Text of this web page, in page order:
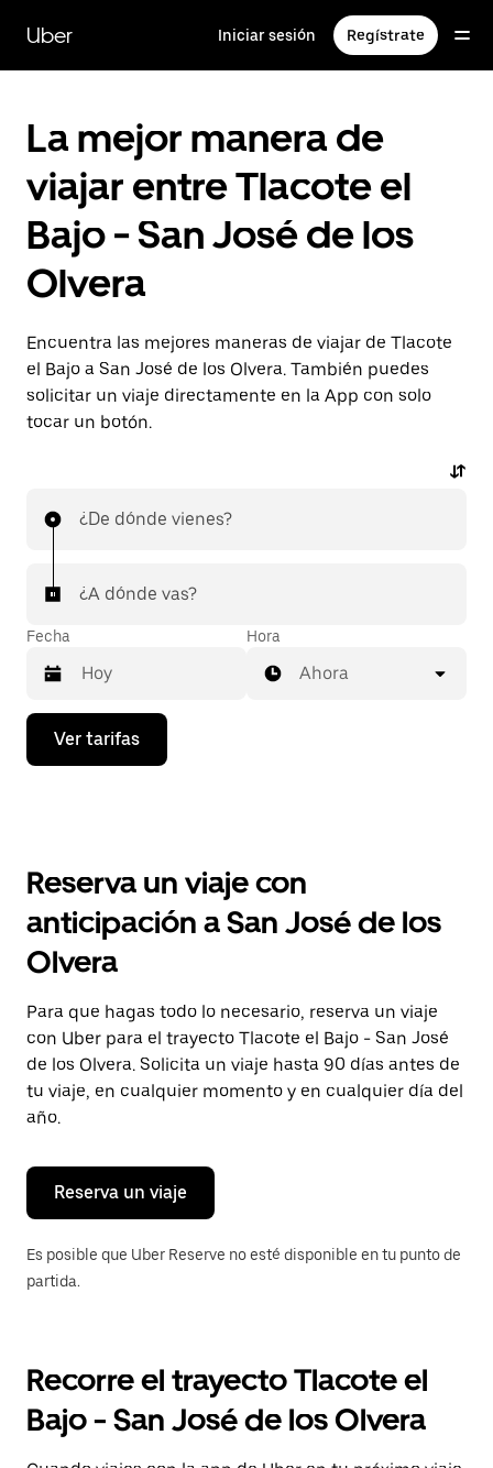
contenido
principal
Uber Iniciar sesión Regístrate
La mejor manera de
viajar entre Tlacote el
Bajo - San José de los
Olvera
Encuentra las mejores maneras de viajar de Tlacote
el Bajo a San José de los Olvera. También puedes
solicitar un viaje directamente en la App con solo
tocar un botón.
¿De dónde vienes?
¿A dónde vas?
Fecha
Presiona
flecha
el
y
selecciona
una
Presiona
la
tecla Esc
para
cerrar
el
calendario.
Hora
Ahora
Ver tarifas
Reserva un viaje con
anticipación a San José de los
Olvera
Para que hagas todo lo necesario, reserva un viaje
con Uber para el trayecto Tlacote el Bajo - San José
de los Olvera. Solicita un viaje hasta 90 días antes de
tu viaje, en cualquier momento y en cualquier día del
año.
Reserva un viaje
Es posible que Uber Reserve no esté disponible en tu punto de
partida.
Recorre el trayecto Tlacote el
Bajo - San José de los Olvera